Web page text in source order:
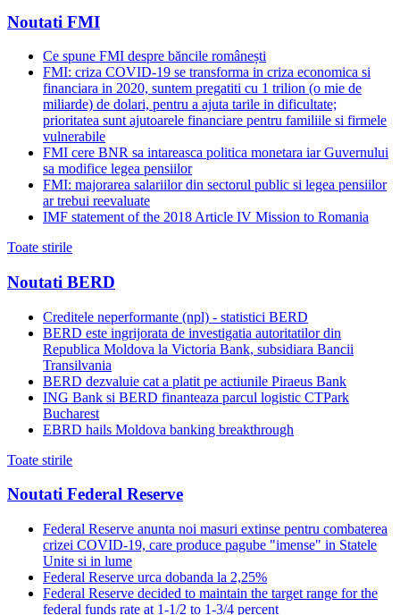
Noutati FMI
Ce spune FMI despre băncile românești
FMI: criza COVID-19 se transforma in criza economica si
financiara in 2020, suntem pregatiti cu 1 trilion (o mie de
miliarde) de dolari, pentru a ajuta tarile in dificultate;
prioritatea sunt ajutoarele financiare pentru familiile si firmele
vulnerabile
FMI cere BNR sa intareasca politica monetara iar Guvernului
sa modifice legea pensiilor
FMI: majorarea salariilor din sectorul public si legea pensiilor
ar trebui reevaluate
IMF statement of the 2018 Article IV Mission to Romania
Toate stirile
Noutati BERD
Creditele neperformante (npl) - statistici BERD
BERD este ingrijorata de investigatia autoritatilor din
Republica Moldova la Victoria Bank, subsidiara Bancii
Transilvania
BERD dezvaluie cat a platit pe actiunile Piraeus Bank
ING Bank si BERD finanteaza parcul logistic CTPark
Bucharest
EBRD hails Moldova banking breakthrough
Toate stirile
Noutati Federal Reserve
Federal Reserve anunta noi masuri extinse pentru combaterea
crizei COVID-19, care produce pagube "imense" in Statele
Unite si in lume
Federal Reserve urca dobanda la 2,25%
Federal Reserve decided to maintain the target range for the
federal funds rate at 1-1/2 to 1-3/4 percent